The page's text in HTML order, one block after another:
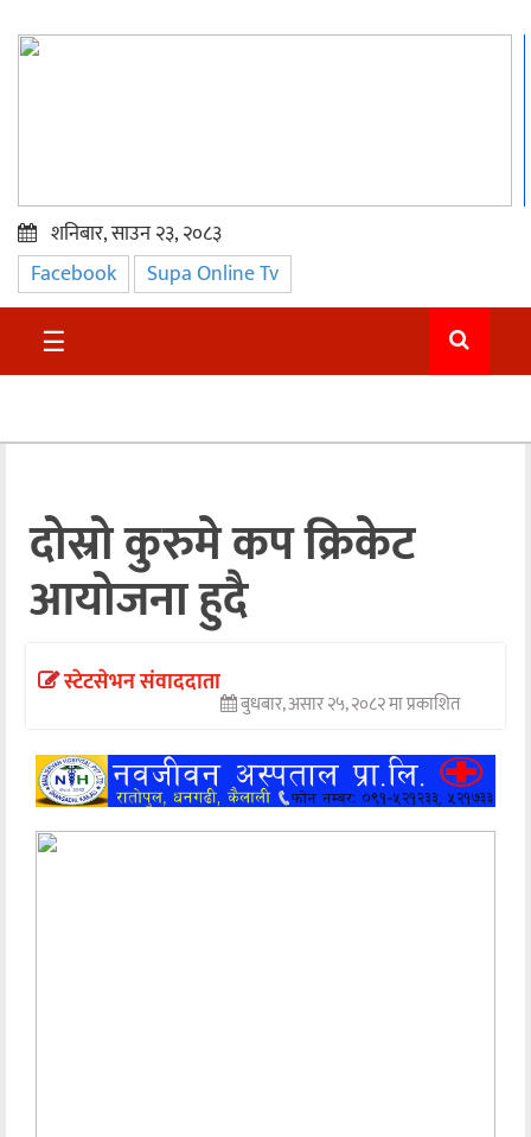
प्रमुख
समाचार
सुदुर
अन्तराष्ट्रिय
अन्तर्वार्ता
अर्थ
खेलकुद
अन्य
शनिबार, साउन २३, २०८३
Facebook Supa Online Tv
☰
दोस्रो कुरुमे कप क्रिकेट
आयोजना हुदै
स्टेटसेभन संवाददाता
बुधबार, असार २५, २०८२ मा प्रकाशित